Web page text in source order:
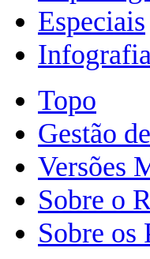
Especiais
Topo
Gestão
Versões
Sobre o
Sobre os